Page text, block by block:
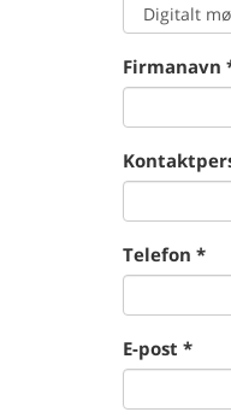
Firmanavn
Telefon *
E-post *